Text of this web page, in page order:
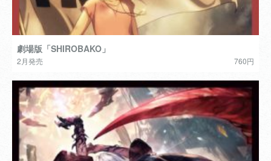
劇場版「SHIROBAKO」
2月発売 760円